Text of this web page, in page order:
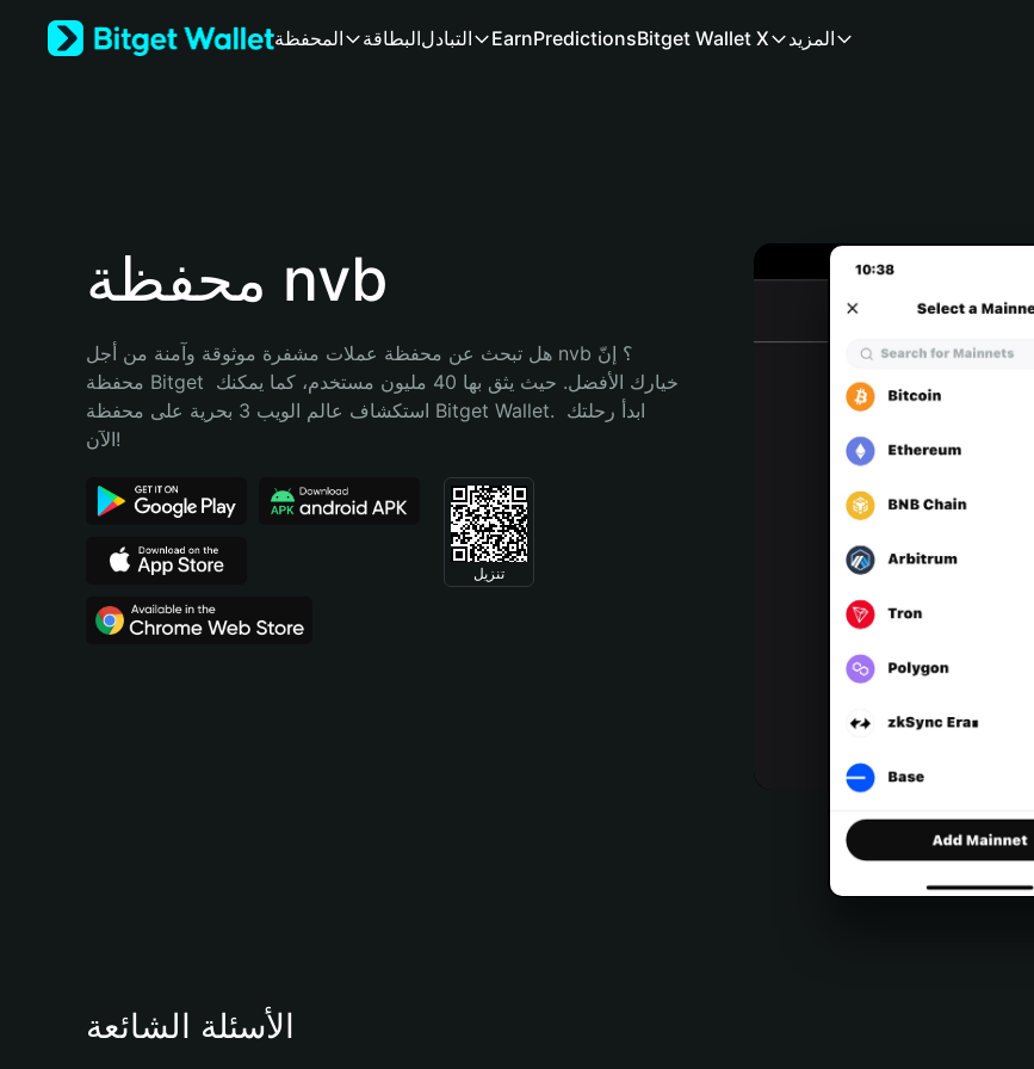
Bahasa Indonesia
Português (Brasil)
المحفظة البطاقةالتبادل EarnPredictionsBitget Wallet X المزيد
محفظة nvb
هل تبحث عن محفظة عملات مشفرة موثوقة وآمنة من أجل nvb؟ إنّ
محفظة Bitget خيارك الأفضل. حيث يثق بها 40 مليون مستخدم، كما يمكنك
استكشاف عالم الويب 3 بحرية على محفظة Bitget Wallet. ابدأ رحلتك
الآن!
تنزيل
الأسئلة الشائعة